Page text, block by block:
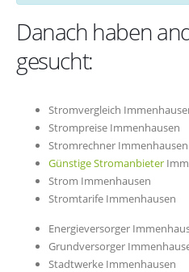
Danach haben
gesucht:
Stromvergleich
Strompreise Immenhausen
Stromrechner Immenhausen
Günstige Stromanbieter
Strom Immenhausen
Stromtarife Immenhausen
Energieversorger
Grundversorger
Stadtwerke Immenhausen